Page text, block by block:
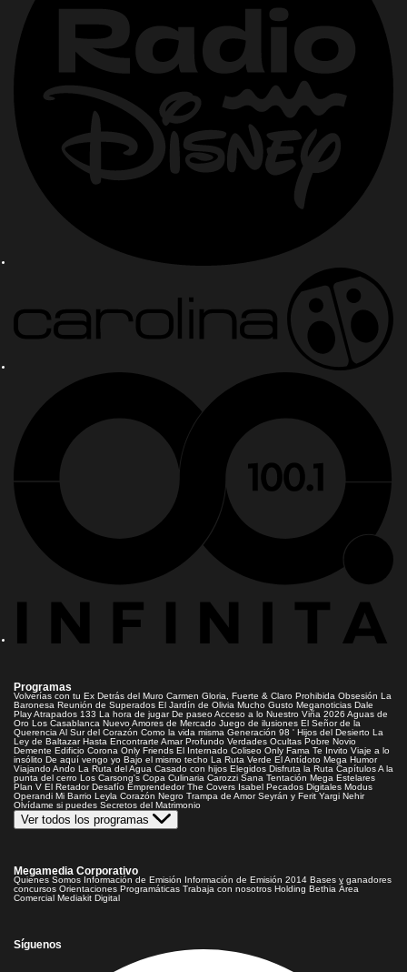
Programas
Volverías con tu Ex Detrás del Muro Carmen Gloria, Fuerte & Claro Prohibida Obsesión La
Baronesa Reunión de Superados El Jardín de Olivia Mucho Gusto Meganoticias Dale
PlayAtrapados 133 La hora de jugar De paseoAcceso a lo Nuestro Viña 2026 Aguas de
Oro Los Casablanca Nuevo Amores de Mercado Juego de ilusiones El Señor de la
Querencia Al Sur del Corazón Como la vida misma Generación 98 ' Hijos del Desierto La
Ley de Baltazar Hasta Encontrarte Amar Profundo Verdades Ocultas Pobre Novio
Demente Edificio Corona Only Friends El Internado Coliseo Only Fama Te Invito Viaje a lo
insólito De aquí vengo yo Bajo el mismo techo La Ruta Verde El Antídoto Mega Humor
Viajando Ando La Ruta del Agua Casado con hijos Elegidos Disfruta la Ruta CapítulosA la
punta del cerro Los Carsong's Copa Culinaria Carozzi Sana Tentación Mega Estelares
Plan V El Retador Desafío Emprendedor The Covers Isabel Pecados Digitales Modus
Operandi Mi Barrio Leyla Corazón Negro Trampa de Amor Seyrán y Ferit Yargi Nehir
Olvídame si puedes Secretos del Matrimonio
Ver todos los programas
Megamedia Corporativo
Quienes Somos Información de Emisión Información de Emisión 2014 Bases y ganadores
concursos Orientaciones Programáticas Trabaja con nosotros Holding Bethia Área
Comercial Mediakit Digital
Síguenos